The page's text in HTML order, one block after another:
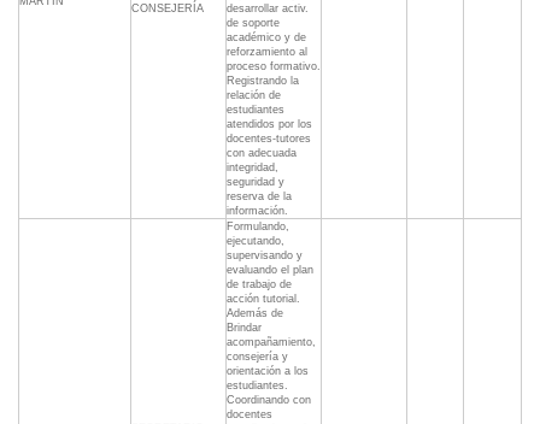
CONSEJERÍA
desarrollar activ.
de soporte
académico y de
reforzamiento al
proceso formativo.
Registrando la
relación de
estudiantes
atendidos por los
docentes-tutores
con adecuada
integridad,
seguridad y
reserva de la
información.
Formulando,
ejecutando,
supervisando y
evaluando el plan
de trabajo de
acción tutorial.
Además de
Brindar
acompañamiento,
consejería y
orientación a los
estudiantes.
Coordinando con
docentes